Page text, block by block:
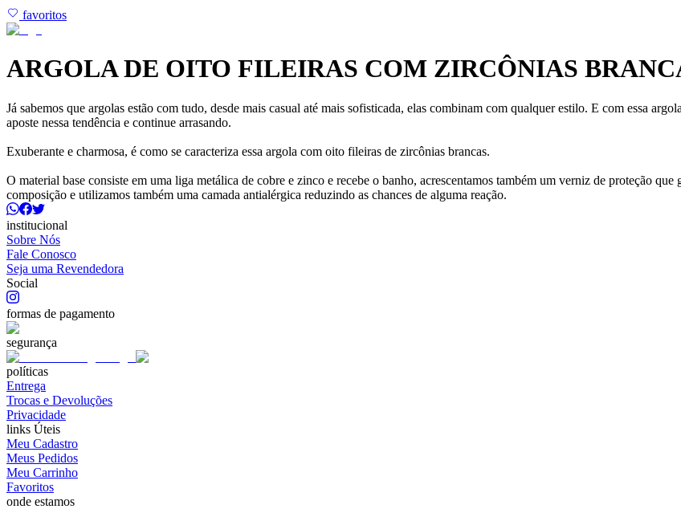
favoritos
ARGOLA DE OITO FILEIRAS COM ZIRCÔNIAS
Já sabemos que argolas estão com tudo, desde mais casual até mais sofisticada, elas combinam com qualquer estilo. E com essa
aposte nessa tendência e continue arrasando.
Exuberante e charmosa, é como se caracteriza essa argola com oito fileiras de zircônias brancas.
O material base consiste em uma liga metálica de cobre e zinco e recebe o banho, acrescentamos também um verniz de proteção
composição e utilizamos também uma camada antialérgica reduzindo as chances de alguma reação.
institucional
Sobre Nós
Fale Conosco
Seja uma Revendedora
Social
formas de pagamento
segurança
políticas
Entrega
Trocas e Devoluções
Privacidade
links Úteis
Meu Cadastro
Meus Pedidos
Meu Carrinho
Favoritos
onde estamos